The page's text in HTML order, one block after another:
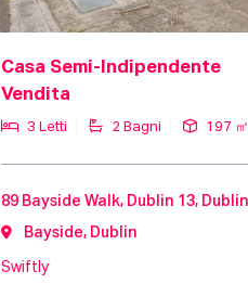
Casa Semi-Indipendente
Vendita
3 Letti 2 Bagni 197 ㎡
Bayside, Dublin
Swiftly